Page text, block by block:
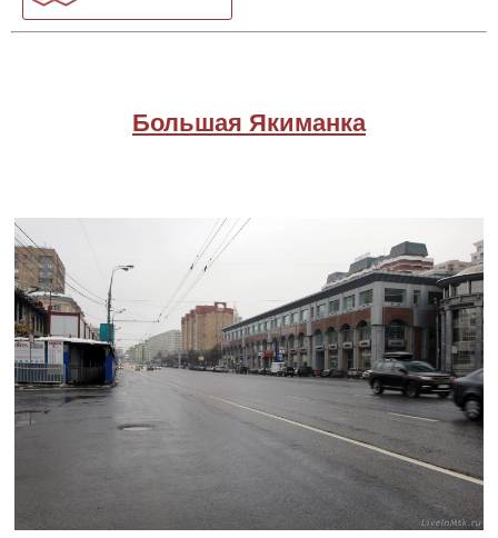
Большая Якиманка